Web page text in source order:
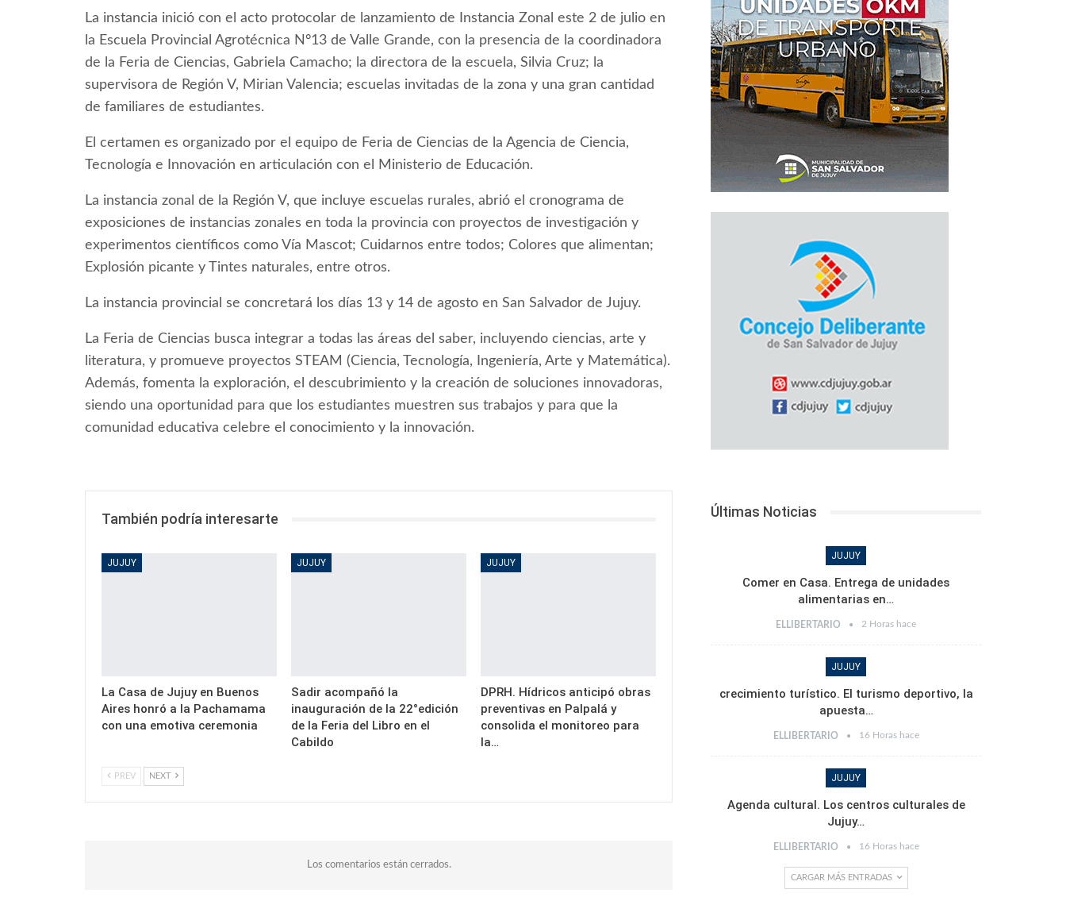
La instancia inició con el acto protocolar de lanzamiento de Instancia Zonal este 2 de julio en
la Escuela Provincial Agrotécnica N°13 de Valle Grande, con la presencia de la coordinadora
de la Feria de Ciencias, Gabriela Camacho; la directora de la escuela, Silvia Cruz; la
supervisora de Región V, Mirian Valencia; escuelas invitadas de la zona y una gran cantidad
de familiares de estudiantes.
El certamen es organizado por el equipo de Feria de Ciencias de la Agencia de Ciencia,
Tecnología e Innovación en articulación con el Ministerio de Educación.
La instancia zonal de la Región V, que incluye escuelas rurales, abrió el cronograma de
exposiciones de instancias zonales en toda la provincia con proyectos de investigación y
experimentos científicos como Vía Mascot; Cuidarnos entre todos; Colores que alimentan;
Explosión picante y Tintes naturales, entre otros.
La instancia provincial se concretará los días 13 y 14 de agosto en San Salvador de Jujuy.
La Feria de Ciencias busca integrar a todas las áreas del saber, incluyendo ciencias, arte y
literatura, y promueve proyectos STEAM (Ciencia, Tecnología, Ingeniería, Arte y Matemática).
Además, fomenta la exploración, el descubrimiento y la creación de soluciones innovadoras,
siendo una oportunidad para que los estudiantes muestren sus trabajos y para que la
comunidad educativa celebre el conocimiento y la innovación.
También podría interesarte
JUJUY
La Casa de Jujuy en Buenos
Aires honró a la Pachamama
con una emotiva ceremonia
JUJUY
Sadir acompañó la
inauguración de la 22°edición
de la Feria del Libro en el
Cabildo
JUJUY
DPRH. Hídricos anticipó obras
preventivas en Palpalá y
consolida el monitoreo para
la…
PREV NEXT
Los comentarios están cerrados.
Últimas Noticias
JUJUY
Comer en Casa. Entrega de unidades
alimentarias en…
ELLIBERTARIO 2 Horas hace
JUJUY
crecimiento turístico. El turismo deportivo, la
apuesta…
ELLIBERTARIO 16 Horas hace
JUJUY
Agenda cultural. Los centros culturales de
Jujuy…
ELLIBERTARIO 16 Horas hace
CARGAR MÁS ENTRADAS